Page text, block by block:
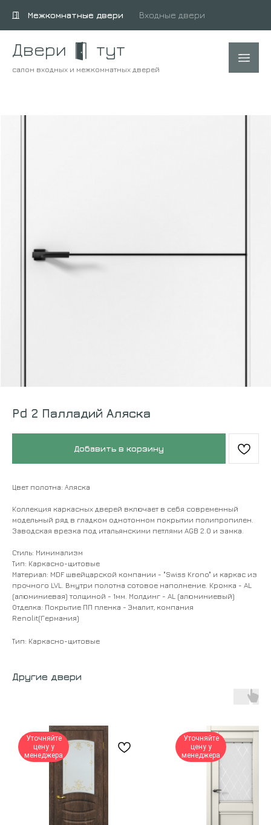
Межкомнатные двери Входные двери
салон входных и межкомнатных дверей
Двери тут
Pd 2 Палладий Аляска
Добавить в корзину
Цвет полотна: Аляска
Коллекция каркасных дверей включает в себя современный
модельный ряд в гладком однотонном покрытии полипропилен.
Заводская врезка под итальянскими петлями AGB 2.0 и замка.
Стиль: Минимализм
Тип: Каркасно-щитовые
Материал: MDF швейцарской компании - "Swiss Krono" и каркас из
прочного LVL. Внутри полотна сотовое наполнение. Кромка - AL
(алюминиевая) толщиной - 1мм. Молдинг - AL (алюминиевый)
Отделка: Покрытие ПП пленка - Эмалит, компания
Renolit(Германия)
Тип: Каркасно-щитовые
Другие двери
Уточняйте
цену у
менеджера
Уточняйте
цену у
менеджера